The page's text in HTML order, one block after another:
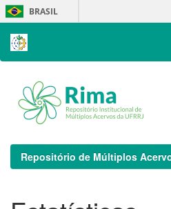
Skip
navigation
BRASIL
Repositório de Múltiplos